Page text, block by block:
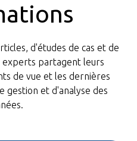
d'études de cas et de
experts partagent leurs
de vue et les dernières
gestion et d'analyse des